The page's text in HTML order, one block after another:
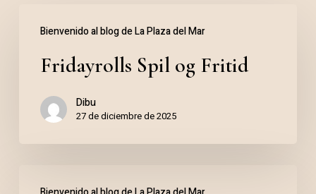
Bienvenido al blog de La Plaza del Mar
Fridayrolls Spil og Fritid
Dibu
27 de diciembre de 2025